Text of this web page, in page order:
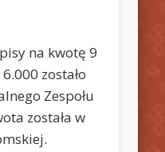
na kwotę 9
zostało
Zespołu
została w